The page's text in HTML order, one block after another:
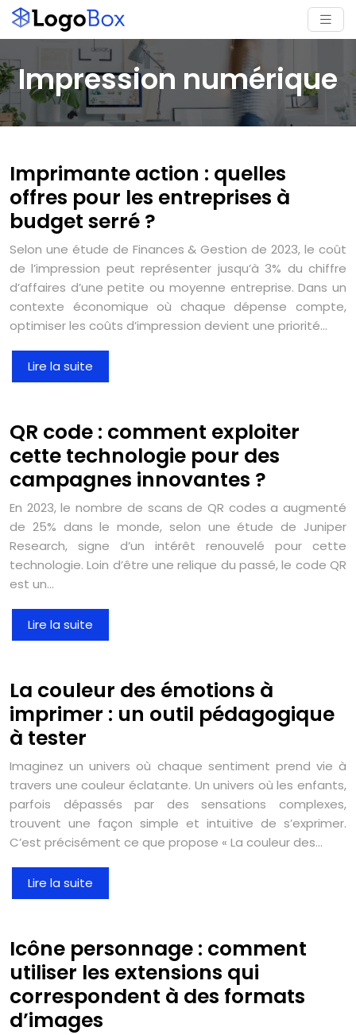
Impression numérique
Imprimante action : quelles
offres pour les entreprises à
budget serré ?
Selon une étude de Finances & Gestion de 2023, le coût
de l’impression peut représenter jusqu’à 3% du chiffre
d’affaires d’une petite ou moyenne entreprise. Dans un
contexte économique où chaque dépense compte,
optimiser les coûts d’impression devient une priorité…
Lire la suite
QR code : comment exploiter
cette technologie pour des
campagnes innovantes ?
En 2023, le nombre de scans de QR codes a augmenté
de 25% dans le monde, selon une étude de Juniper
Research, signe d’un intérêt renouvelé pour cette
technologie. Loin d’être une relique du passé, le code QR
est un…
Lire la suite
La couleur des émotions à
imprimer : un outil pédagogique
à tester
Imaginez un univers où chaque sentiment prend vie à
travers une couleur éclatante. Un univers où les enfants,
parfois dépassés par des sensations complexes,
trouvent une façon simple et intuitive de s’exprimer.
C’est précisément ce que propose « La couleur des…
Lire la suite
Icône personnage : comment
utiliser les extensions qui
correspondent à des formats
d’images